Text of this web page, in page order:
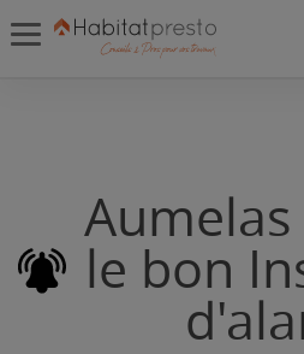
Aumelas
le bon